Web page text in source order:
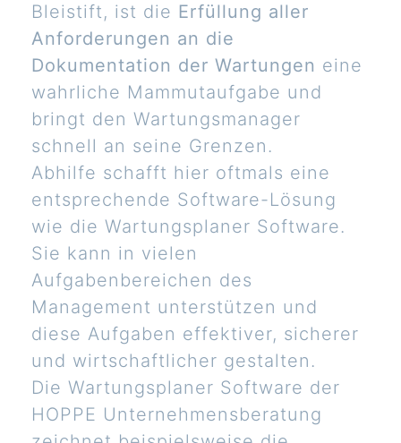
Bleistift, ist die Erfüllung aller
Anforderungen an die
Dokumentation der Wartungen eine
wahrliche Mammutaufgabe und
bringt den Wartungsmanager
schnell an seine Grenzen.
Abhilfe schafft hier oftmals eine
entsprechende Software-Lösung
wie die Wartungsplaner Software.
Sie kann in vielen
Aufgabenbereichen des
Management unterstützen und
diese Aufgaben effektiver, sicherer
und wirtschaftlicher gestalten.
Die Wartungsplaner Software der
HOPPE Unternehmensberatung